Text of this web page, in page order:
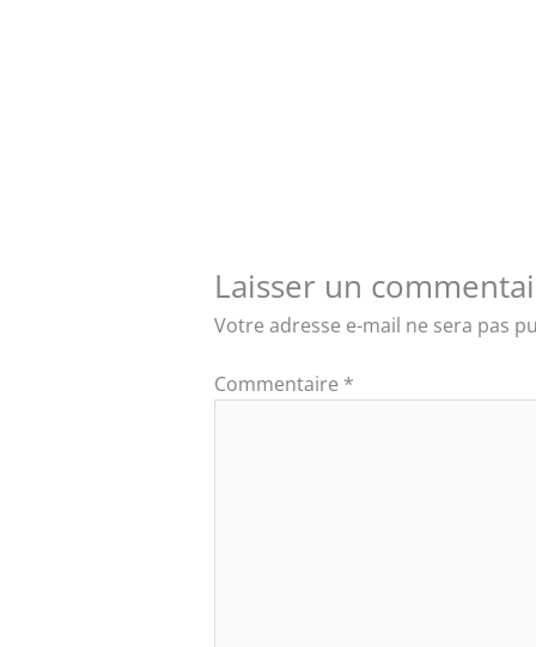
Laisser un
Votre adresse e-mail ne sera pas
Commentaire *